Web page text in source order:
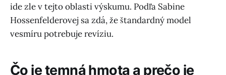
ide zle v tejto oblasti výskumu. Podľa Sabine
Hossenfelderovej sa zdá, že štandardný model
vesmíru potrebuje revíziu.
Čo je temná hmota a prečo je